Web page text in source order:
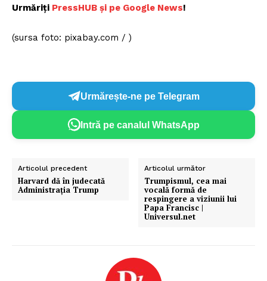
Urmăriți PressHUB și pe Google News!
(sursa foto: pixabay.com / )
Urmărește-ne pe Telegram
Intră pe canalul WhatsApp
Articolul precedent
Harvard dă în judecată
Administrația Trump
Articolul următor
Trumpismul, cea mai
vocală formă de
respingere a viziunii lui
Papa Francisc |
Universul.net